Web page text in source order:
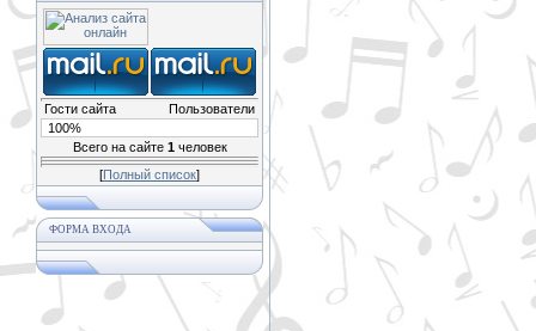
Гости сайта
Пользователи
100%
Всего на сайте 1человек
[Полный список]
ФОРМА ВХОДА